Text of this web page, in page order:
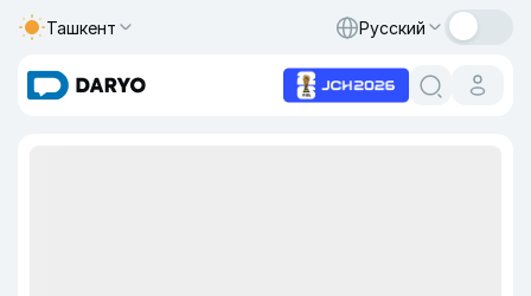
Ташкент Русский